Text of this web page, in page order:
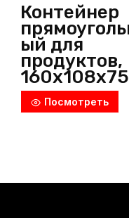
Контейнер
ый для
продуктов,
160х108х75
мм,Посмотреть